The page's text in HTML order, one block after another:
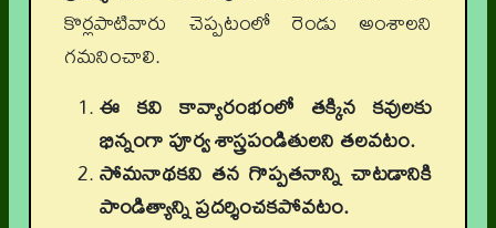
కొర్లపాటివారు చెప్పటంలో రెండు అంశాలని
గమనించాలి.
ఈ కవి కావ్యారంభంలో తక్కిన కవులకు
భిన్నంగా పూర్వ శాస్త్రపండితులని తలవటం.
సోమనాథకవి తన గొప్పతనాన్ని చాటడానికి
పాండిత్యాన్ని ప్రదర్శించకపోవటం.